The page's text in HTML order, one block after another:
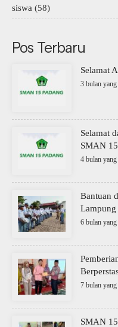
siswa (58)
Pos Terbaru
Selamat
3 bulan
Selamat
SMAN
4 bulan
Bantuan
Lampung
6 bulan
7 bulan
SMAN